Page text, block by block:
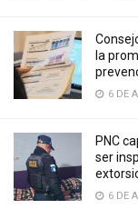
la
6 DE
PNC
ser
6 DE